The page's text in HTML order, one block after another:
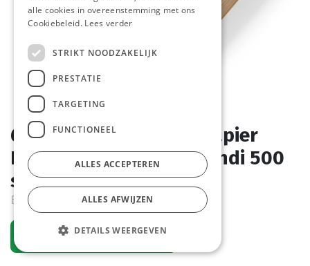
678138 Vetbestendig papier
Beige 200 x 250 mm Hendi 500
st
Bestelartikel
Vraag een account aan
alle cookies in overeenstemming met ons
Cookiebeleid. Lees verder
STRIKT NOODZAKELIJK
PRESTATIE
TARGETING
FUNCTIONEEL
ALLES ACCEPTEREN
ALLES AFWIJZEN
DETAILS WEERGEVEN